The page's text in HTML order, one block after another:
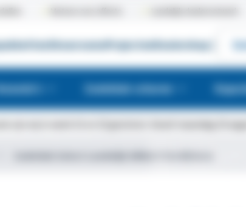
ShowroomsProjectenDealershop
Zadeldak schuren